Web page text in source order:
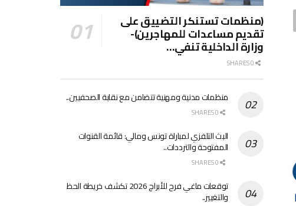
(منظمات تستنكر التضييق على
تقديم مساعدات للمهاجرين)-
وزارة الداخلية تنفي…
منظمات مدنية ومهنية تتضامن مع نقابة الصحفيين..
البث التلفزي لمباراة تونس ومالي: قائمة القنوات
المفتوحة والترددات..
توقعات ماغي فرح للأبراج 2026 تكشف خريطة الحظ
والتغيير..